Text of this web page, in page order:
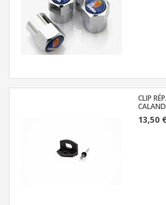
CLIP
13,50